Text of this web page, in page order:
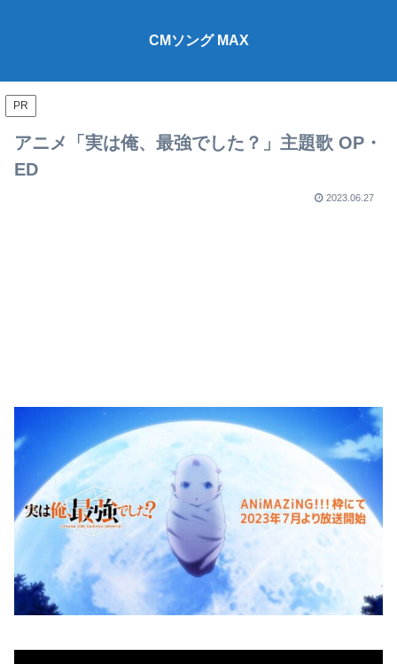
CMソング MAX
PR
アニメ「実は俺、最強でした？」主題歌 OP・
ED
2023.06.27